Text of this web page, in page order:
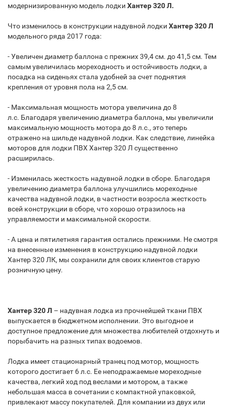
модернизированную модель лодки Хантер 320 Л.
Что изменилось в конструкции надувной лодки Хантер 320 Л
модельного ряда 2017 года:
- Увеличен диаметр баллона с прежних 39,4 см. до 41,5 см. Тем
самым увеличилась мореходность и остойчивость лодки, а
посадка на сиденьях стала удобней за счет поднятия
крепления от уровня пола на 2,5 см.
- Максимальная мощность мотора увеличина до 8
л.с. Благодаря увеличению диаметра баллона, мы увеличили
максимальную мощность мотора до 8 л.с., это теперь
отражено на шильде надувной лодки. Как следствие, линейка
моторов для лодки ПВХ Хантер 320 Л существенно
расширилась.
- Изменилась жесткость надувной лодки в сборе. Благодаря
увеличению диаметра баллона улучшились мореходные
качества надувной лодки, в частности возросла жесткость
всей конструкции в сборе, что хорошо отразилось на
управляемости и максимальной скорости.
- А цена и пятилетняя гарантия остались прежними. Не смотря
на внесенные изменения в конструкцию надувной лодки
Хантер 320 ЛК, мы сохранили для своих клиентов старую
розничную цену.
Хантер 320 Л – надувная лодка из прочнейшей ткани ПВХ
выпускается в бюджетном исполнении. Это выгодное и
доступное предложение для множества любителей отдохнуть и
порыбачить на разных типах водоемов.
Лодка имеет стационарный транец под мотор, мощность
которого достигает 6 л.с. Ее неподражаемые мореходные
качества, легкий ход под веслами и мотором, а также
небольшая масса в сочетании с компактной упаковкой,
привлекают массу покупателей. Для компании из двух или